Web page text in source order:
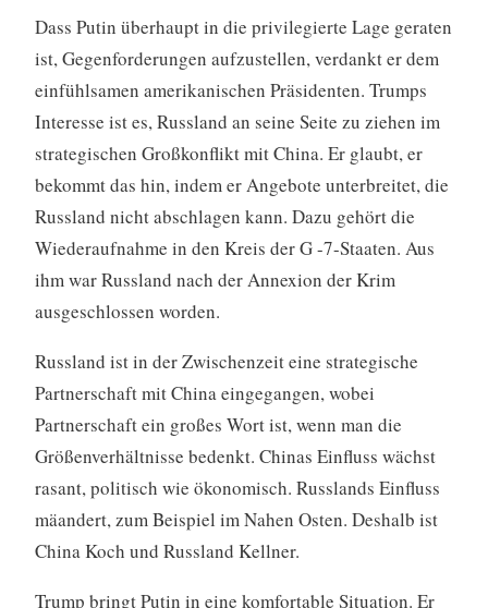
Dass Putin überhaupt in die privilegierte Lage geraten
ist, Gegenforderungen aufzustellen, verdankt er dem
einfühlsamen amerikanischen Präsidenten. Trumps
Interesse ist es, Russland an seine Seite zu ziehen im
strategischen Großkonflikt mit China. Er glaubt, er
bekommt das hin, indem er Angebote unterbreitet, die
Russland nicht abschlagen kann. Dazu gehört die
Wiederaufnahme in den Kreis der G -7-Staaten. Aus
ihm war Russland nach der Annexion der Krim
ausgeschlossen worden.
Russland ist in der Zwischenzeit eine strategische
Partnerschaft mit China eingegangen, wobei
Partnerschaft ein großes Wort ist, wenn man die
Größenverhältnisse bedenkt. Chinas Einfluss wächst
rasant, politisch wie ökonomisch. Russlands Einfluss
mäandert, zum Beispiel im Nahen Osten. Deshalb ist
China Koch und Russland Kellner.
Trump bringt Putin in eine komfortable Situation. Er